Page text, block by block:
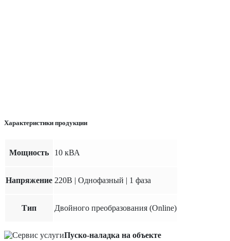
Характеристики продукции
Мощность 10 кВА
Напряжение 220В | Однофазный | 1 фаза
Тип Двойного преобразования (Online)
Пуско-наладка на объекте